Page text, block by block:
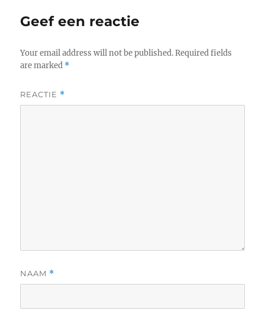
Geef een reactie
Your email address will not be published. Required fields
are marked *
REACTIE *
NAAM *